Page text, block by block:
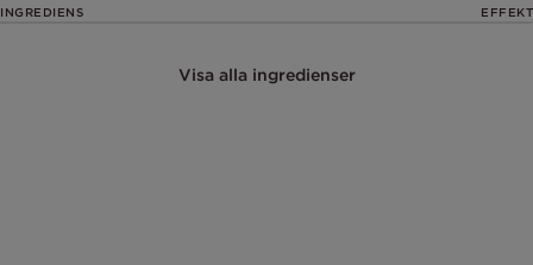
INGREDIENS EFFEKT
Visa alla ingredienser